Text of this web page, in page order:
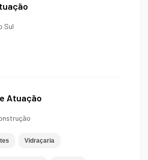
Sul
Atuação
Vidraçaria